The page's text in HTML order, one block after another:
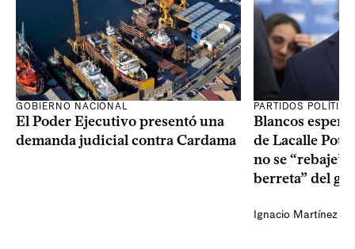
GOBIERNO NACIONAL
El Poder Ejecutivo presentó una
demanda judicial contra Cardama
PARTIDOS
Blancos
de Lacalle Pou
no se “rebaje”
berreta” del
Ignacio Martínez